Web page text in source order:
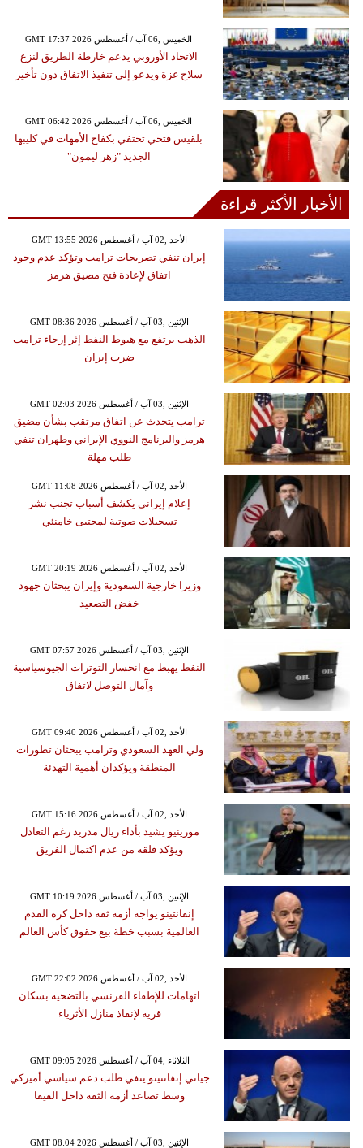
GMT 17:37 2026 الخميس ,06 آب / أغسطس
الاتحاد الأوروبي يدعم خارطة الطريق لنزع
سلاح غزة ويدعو إلى تنفيذ الاتفاق دون تأخير
GMT 06:42 2026 الخميس ,06 آب / أغسطس
بلقيس فتحي تحتفي بكفاح الأمهات في كليبها
الجديد "زهر ليمون"
الأخبار الأكثر قراءة
GMT 13:55 2026 الأحد ,02 آب / أغسطس
إيران تنفي تصريحات ترامب وتؤكد عدم وجود
اتفاق لإعادة فتح مضيق هرمز
GMT 08:36 2026 الإثنين ,03 آب / أغسطس
الذهب يرتفع مع هبوط النفط إثر إرجاء ترامب
ضرب إيران
GMT 02:03 2026 الإثنين ,03 آب / أغسطس
ترامب يتحدث عن اتفاق مرتقب بشأن مضيق
هرمز والبرنامج النووي الإيراني وطهران تنفي
طلب مهلة
GMT 11:08 2026 الأحد ,02 آب / أغسطس
إعلام إيراني يكشف أسباب تجنب نشر
تسجيلات صوتية لمجتبى خامنئي
GMT 20:19 2026 الأحد ,02 آب / أغسطس
وزيرا خارجية السعودية وإيران يبحثان جهود
خفض التصعيد
GMT 07:57 2026 الإثنين ,03 آب / أغسطس
النفط يهبط مع انحسار التوترات الجيوسياسية
وآمال التوصل لاتفاق
GMT 09:40 2026 الأحد ,02 آب / أغسطس
ولي العهد السعودي وترامب يبحثان تطورات
المنطقة ويؤكدان أهمية التهدئة
GMT 15:16 2026 الأحد ,02 آب / أغسطس
مورينيو يشيد بأداء ريال مدريد رغم التعادل
ويؤكد قلقه من عدم اكتمال الفريق
GMT 10:19 2026 الإثنين ,03 آب / أغسطس
إنفانتينو يواجه أزمة ثقة داخل كرة القدم
العالمية بسبب خطة بيع حقوق كأس العالم
GMT 22:02 2026 الأحد ,02 آب / أغسطس
اتهامات للإطفاء الفرنسي بالتضحية بسكان
قرية لإنقاذ منازل الأثرياء
GMT 09:05 2026 الثلاثاء ,04 آب / أغسطس
جياني إنفانتينو ينفي طلب دعم سياسي أميركي
وسط تصاعد أزمة الثقة داخل الفيفا
GMT 08:04 2026 الإثنين ,03 آب / أغسطس